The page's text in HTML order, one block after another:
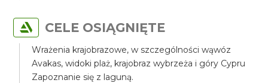
CELE OSIĄGNIĘTE
Wrażenia krajobrazowe, w szczególności wąwóz
Avakas, widoki plaż, krajobraz wybrzeża i góry Cypru
Zapoznanie się z laguną.